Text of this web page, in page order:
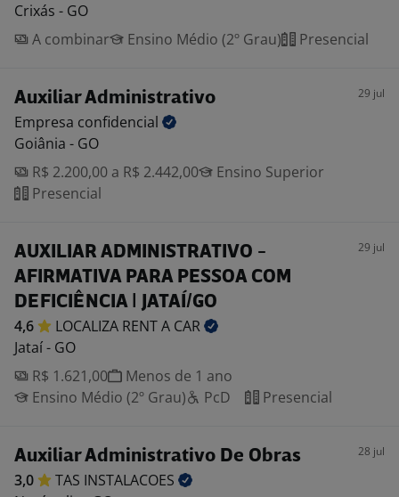
Crixás - GO
A combinar
Ensino Médio (2º Grau) Presencial
Auxiliar Administrativo 29 jul
Empresa confidencial
Goiânia - GO
R$ 2.200,00 a R$ 2.442,00
Ensino Superior
Presencial
AUXILIAR ADMINISTRATIVO -
AFIRMATIVA PARA PESSOA COM
DEFICIÊNCIA | JATAÍ/GO
29 jul
4,6 LOCALIZA RENT A CAR
Jataí - GO
R$ 1.621,00
Menos de 1 ano
Ensino Médio (2º Grau)
PcD Presencial
Auxiliar Administrativo De Obras 28 jul
3,0 TAS INSTALACOES